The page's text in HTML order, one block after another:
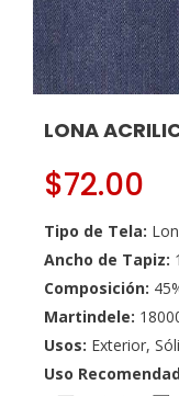
LONA
$72.00
Tipo de Tela:
Ancho de Tapiz:
Composición:
Martindele:
Usos: Exterior,
Uso